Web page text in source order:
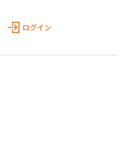
ログイン